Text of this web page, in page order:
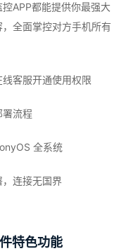
APP都能提供你最强大
全面掌控对方手机所有
客服开通使用权限
署流程
全系统
连接无国界
特色功能